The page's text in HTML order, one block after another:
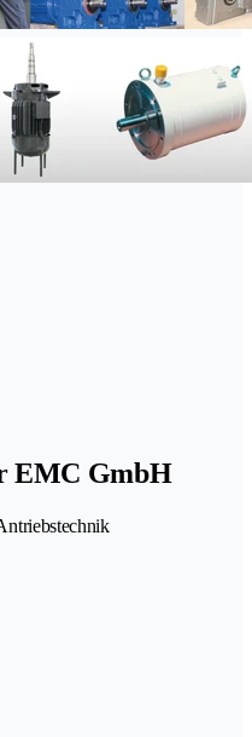
EMC GmbH